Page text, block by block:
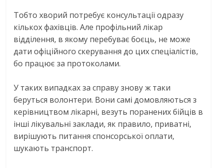
Тобто хворий потребує консультації одразу
кількох фахівців. Але профільний лікар
відділення, в якому перебуває боєць, не може
дати офіційного скерування до цих спеціалістів,
бо працює за протоколами.
У таких випадках за справу знову ж таки
беруться волонтери. Вони самі домовляються з
керівництвом лікарні, везуть поранених бійців в
інші лікувальні заклади, як правило, приватні,
вирішують питання спонсорської оплати,
шукають транспорт.